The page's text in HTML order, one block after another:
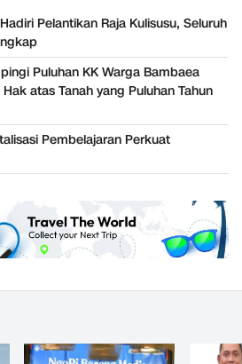
Pelantikan Raja Kulisusu, Seluruh
Puluhan KK Warga Bambaea
atas Tanah yang Puluhan Tahun
Pembelajaran Perkuat